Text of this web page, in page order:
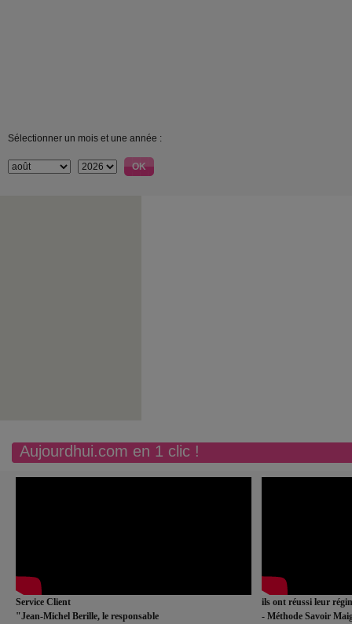
Sélectionner un mois et une année :
Aujourdhui.com en 1 clic !
Service Client
"Jean-Michel Berille, le responsable
ils ont réussi leur
- Méthode Savoir